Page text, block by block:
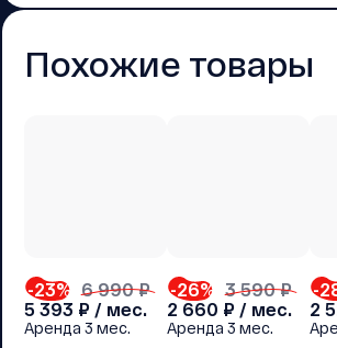
Похожие товары
-23% 6 990 ₽
5 393 ₽ / мес.
Аренда 3 мес.
-26% 3 590 ₽
2 660 ₽ / мес.
Аренда 3 мес.
-
2